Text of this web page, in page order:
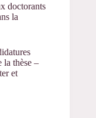
doctorants
la
la thèse –
et